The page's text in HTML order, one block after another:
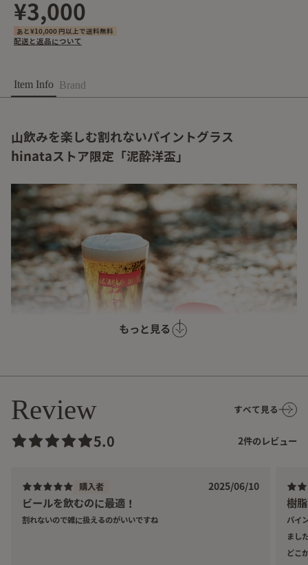
¥3,000
あと¥10,000 円以上で送料無料
配送と返品について
Item Info Brand
もっと見る
山飲みを楽しむ割れないパイントグラス
hinataストア限定「泥酔洋盃」
そんな山好きのアフターをイメージした、hinataストア限定
Review すべて見る
5.0 2件のレビュー
購入者 2025/06/10
ビールを飲むのに最適！
割れないので雑に扱えるのがいいですね
樹
パイ
まし
どこ